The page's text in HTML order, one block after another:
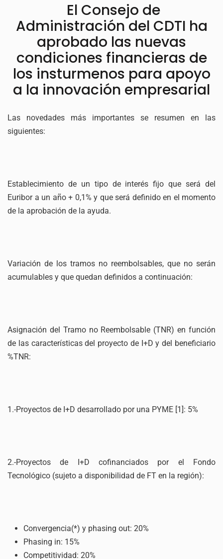
El Consejo de
Administración del CDTI ha
aprobado las nuevas
condiciones financieras de
los insturmenos para apoyo
a la innovación empresarial
Las novedades más importantes se resumen en las
siguientes:
Establecimiento de un tipo de interés fijo que será del
Euribor a un año + 0,1% y que será definido en el momento
de la aprobación de la ayuda.
Variación de los tramos no reembolsables, que no serán
acumulables y que quedan definidos a continuación:
Asignación del Tramo no Reembolsable (TNR) en función
de las características del proyecto de I+D y del beneficiario
%TNR:
1.-Proyectos de I+D desarrollado por una PYME [1]: 5%
2.-Proyectos de I+D cofinanciados por el Fondo
Tecnológico (sujeto a disponibilidad de FT en la región):
Convergencia(*) y phasing out: 20%
Phasing in: 15%
Competitividad: 20%